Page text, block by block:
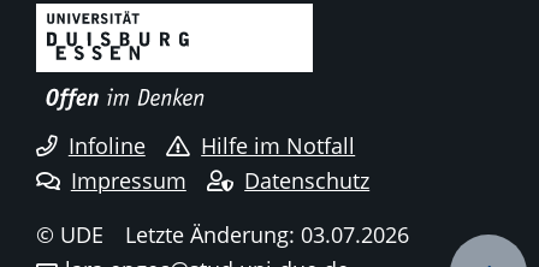
Infoline
Hilfe im Notfall
Impressum
Datenschutz
© UDE
Letzte Änderung: 03.07.2026